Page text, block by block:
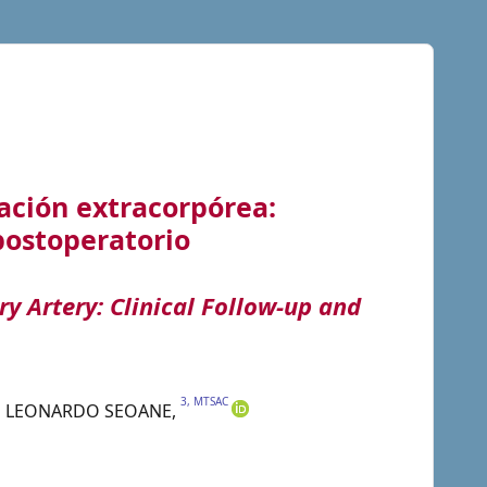
extracorpórea:
Artery: Clinical Follow-up and
LEONARDO SEOANE, 3, MTSAC